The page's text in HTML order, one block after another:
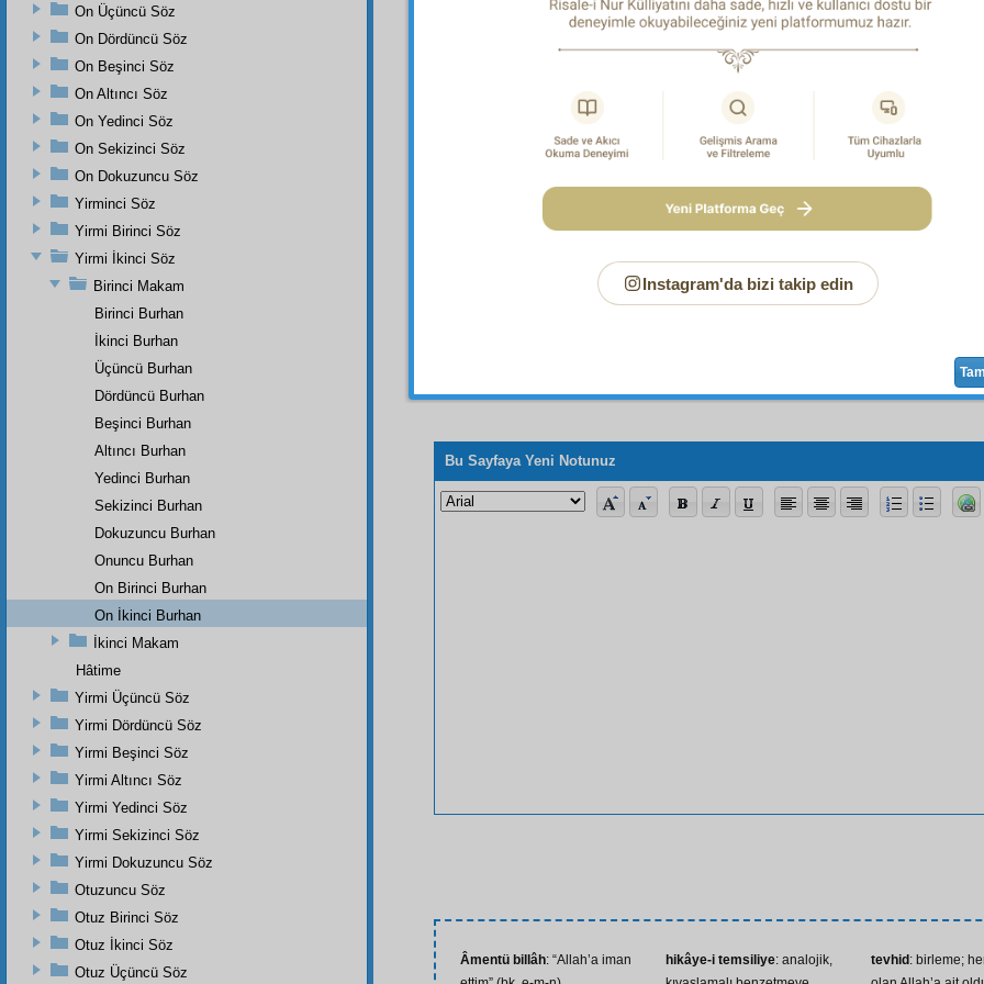
Tevfik ve hidayet ancak Allah'tandır.
/1041
Bu Sayfaya Yeni Notunuz
Âmentü billâh: “Allah’a iman
hikâye-i temsiliye: analojik,
tevhid : birleme;
On Üçüncü Söz
On Dördüncü Söz
On Beşinci Söz
On Altıncı Söz
On Yedinci Söz
On Sekizinci Söz
On Dokuzuncu Söz
Yirminci Söz
Yirmi Birinci Söz
Yirmi İkinci Söz
Birinci Makam
Birinci Burhan
İkinci Burhan
Üçüncü Burhan
Dördüncü Burhan
Beşinci Burhan
Altıncı Burhan
Yedinci Burhan
Sekizinci Burhan
Dokuzuncu Burhan
Onuncu Burhan
On Birinci Burhan
On İkinci Burhan
İkinci Makam
Hâtime
Yirmi Üçüncü Söz
Yirmi Dördüncü Söz
Yirmi Beşinci Söz
Yirmi Altıncı Söz
Yirmi Yedinci Söz
Yirmi Sekizinci Söz
Yirmi Dokuzuncu Söz
Otuzuncu Söz
Otuz Birinci Söz
Otuz İkinci Söz
Otuz Üçüncü Söz
Instagram'da bizi takip edin